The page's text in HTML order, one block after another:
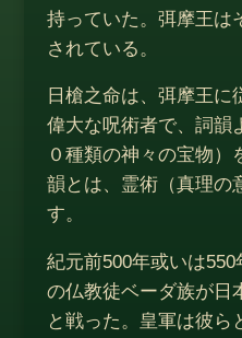
持っていた。弭摩王は
されている。
日槍之命は、弭摩王に
偉大な呪術者で、詞韻
０種類の神々の宝物）
韻とは、霊術（真理の
す。
紀元前500年或いは
の仏教徒ベーダ族が日
と戦った。皇軍は彼ら